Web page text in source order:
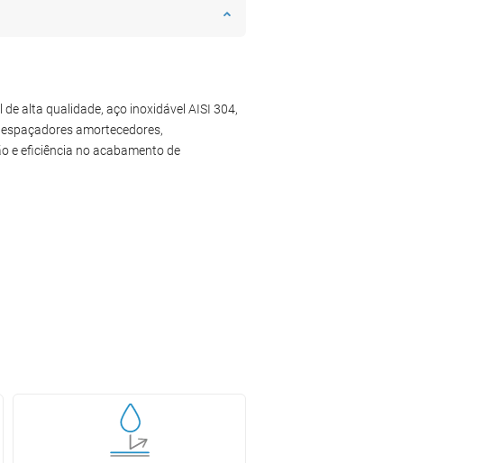
alta qualidade, aço inoxidável AISI 304,
amortecedores,
e eficiência no acabamento de